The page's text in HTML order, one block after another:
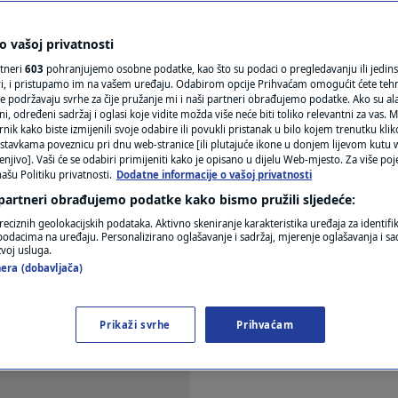
N1(DIS)INFO
FOTO
VIDEO
vode ostali dijelovi
i Podstrane
u ponedjeljak je prekinuta vodoopskrba u
su iz Vodovoda i kanalizacije (VIK) u Splitu.
vašoj privatnosti
603 pohranjujemo osobne podatke, kao što su podaci o pregledavanju ili
i pristupamo im na vašem uređaju. Odabirom opcije Prihvaćam omogućit ćete
podržavaju svrhe za čije pružanje mi i naši partneri obrađujemo podatke. Ako su
određeni sadržaj i oglasi koje vidite možda više neće biti toliko relevantni za vas.
kako biste izmijenili svoje odabire ili povukli pristanak u bilo kojem trenutku
poveznicu pri dnu web-stranice [ili plutajuće ikone u donjem lijevom kutu
Vaši će se odabiri primijeniti kako je opisano u dijelu Web-mjesto. Za više
Politiku privatnosti. Dodatne informacije o vašoj privatnosti
obrađujemo podatke kako bismo pružili sljedeće:
geolokacijskih podataka. Aktivno skeniranje karakteristika uređaja za
na uređaju. Personalizirano oglašavanje i sadržaj, mjerenje oglašavanja i
usluga.
(dobavljača)
Prikaži svrhe Prihvaćam